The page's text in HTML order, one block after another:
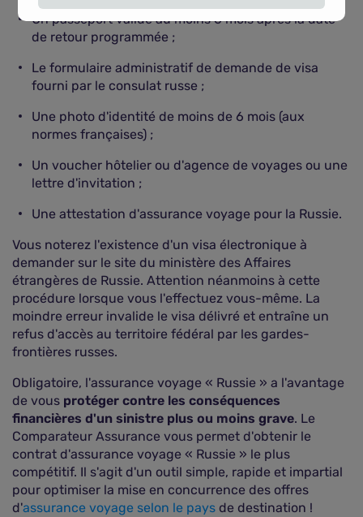
Un passeport valide au moins 6 mois après la date
de retour programmée ;
Le formulaire administratif de demande de visa
fourni par le consulat russe ;
Une photo d'identité de moins de 6 mois (aux
normes françaises) ;
Un voucher hôtelier ou d'agence de voyages ou une
lettre d'invitation ;
Une attestation d'assurance voyage pour la Russie.
Vous noterez l'existence d'un visa électronique à
demander sur le site du ministère des Affaires
étrangères de Russie. Attention néanmoins à cette
procédure lorsque vous l'effectuez vous-même. La
moindre erreur invalide le visa délivré et entraîne un
refus d'accès au territoire fédéral par les gardes-
frontières russes.
Obligatoire, l'assurance voyage « Russie » a l'avantage
de vous protéger contre les conséquences
financières d'un sinistre plus ou moins grave. Le
Comparateur Assurance vous permet d'obtenir le
contrat d'assurance voyage « Russie » le plus
compétitif. Il s'agit d'un outil simple, rapide et impartial
pour optimiser la mise en concurrence des offres
d'assurance voyage selon le pays de destination !